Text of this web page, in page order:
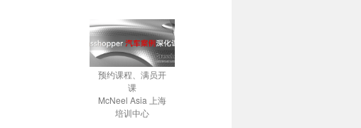
预约课程、满员开
课
McNeel Asia 上海
培训中心